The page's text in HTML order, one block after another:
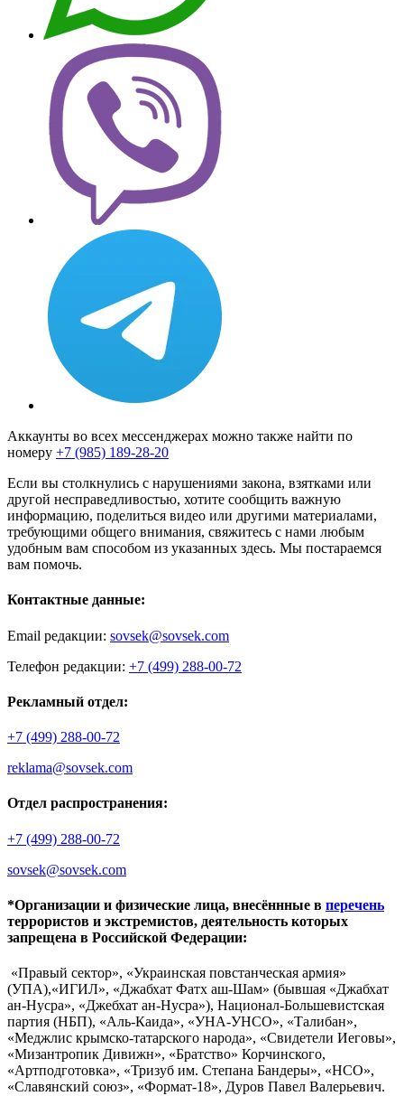
Аккаунты во всех мессенджерах можно также найти по
номеру +7 (985) 189-28-20
Если вы столкнулись с нарушениями закона, взятками или
другой несправедливостью, хотите сообщить важную
информацию, поделиться видео или другими материалами,
требующими общего внимания, свяжитесь с нами любым
удобным вам способом из указанных здесь. Мы постараемся
вам помочь.
Контактные данные:
Email редакции: sovsek@sovsek.com
Телефон редакции: +7 (499) 288-00-72
Рекламный отдел:
+7 (499) 288-00-72
reklama@sovsek.com
Отдел распространения:
+7 (499) 288-00-72
sovsek@sovsek.com
*Организации и физические лица, внесённные в перечень
террористов и экстремистов, деятельность которых
запрещена в Российской Федерации:
«Правый сектор», «Украинская повстанческая армия»
(УПА),«ИГИЛ», «Джабхат Фатх аш-Шам» (бывшая «Джабхат
ан-Нусра», «Джебхат ан-Нусра»), Национал-Большевистская
партия (НБП), «Аль-Каида», «УНА-УНСО», «Талибан»,
«Меджлис крымско-татарского народа», «Свидетели Иеговы»,
«Мизантропик Дивижн», «Братство» Корчинского,
«Артподготовка», «Тризуб им. Степана Бандеры», «НСО»,
«Славянский союз», «Формат-18», Дуров Павел Валерьевич.